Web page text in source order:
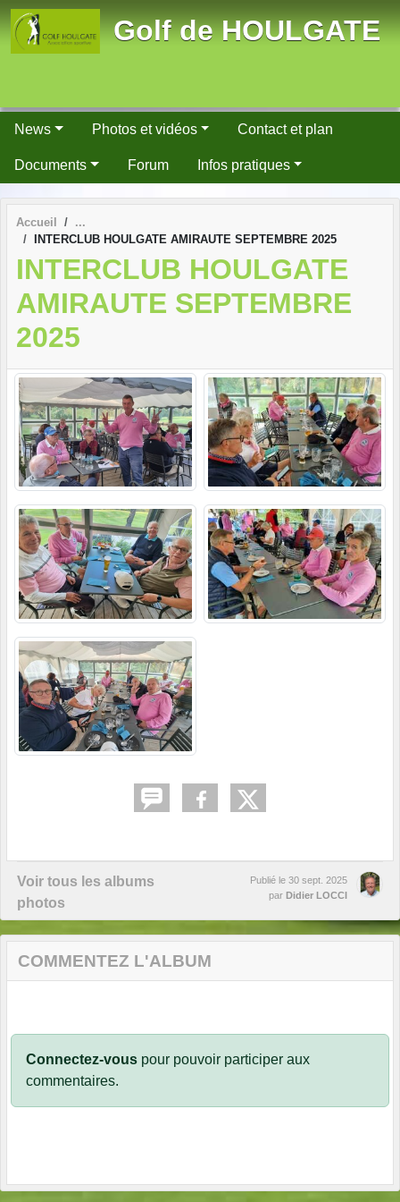
Golf de HOULGATE
News Photos et vidéos Contact et plan
Documents Forum Infos pratiques
Accueil
INTERCLUB HOULGATE AMIRAUTE SEPTEMBRE 2025
INTERCLUB HOULGATE
AMIRAUTE SEPTEMBRE
2025
Voir tous les albums
photos
Publié le 30 sept. 2025
par Didier LOCCI
COMMENTEZ L'ALBUM
Connectez-vous pour pouvoir participer aux
commentaires.
Panneau de gestion des cookies